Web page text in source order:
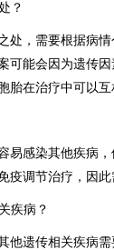
？
处，需要根据病
可能会因为遗传
在治疗中可以
易感染其他疾病
疫调节治疗，因
疾病？
他遗传相关疾病